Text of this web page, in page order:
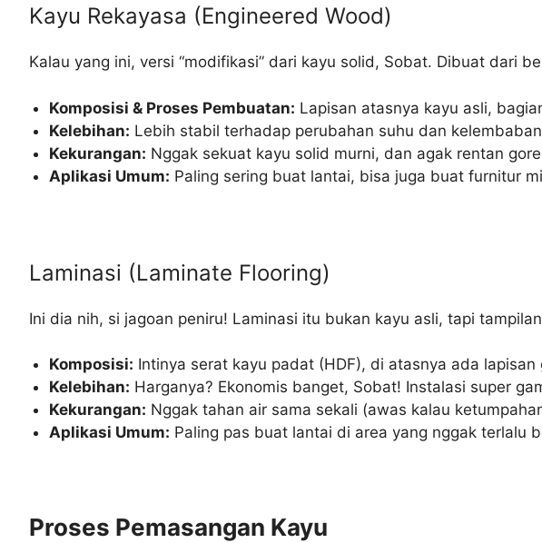
Kayu Rekayasa (Engineered Wood)
Kalau yang ini, versi “modifikasi” dari kayu solid, Sobat. Dibuat dari
Komposisi & Proses Pembuatan: Lapisan atasnya kayu asli,
Kelebihan: Lebih stabil terhadap perubahan suhu dan
Kekurangan: Nggak sekuat kayu solid murni, dan agak rentan
Aplikasi Umum: Paling sering buat lantai, bisa juga buat furnitur
Laminasi (Laminate Flooring)
Ini dia nih, si jagoan peniru! Laminasi itu bukan kayu asli, tapi
Komposisi: Intinya serat kayu padat (HDF), di atasnya ada
Kelebihan: Harganya? Ekonomis banget, Sobat! Instalasi super
Kekurangan: Nggak tahan air sama sekali (awas kalau
Aplikasi Umum: Paling pas buat lantai di area yang nggak terlalu
Proses Pemasangan Kayu